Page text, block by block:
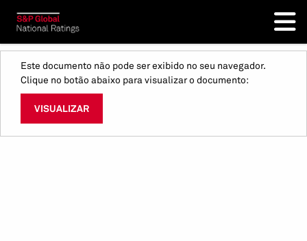
Este documento não pode ser exibido no seu navegador.
Clique no botão abaixo para visualizar o documento:
VISUALIZAR